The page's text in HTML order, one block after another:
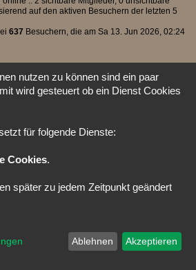
auf den aktiven Besuchern der letzten 5
637 Besuchern, die am Sa 13. Jun 2026, 02:24
Themen insgesamt1107• Mitglieder insgesamt
Lapis
© phpBB Limited
nutzen zu können sind ein paar
wird gesteuert ob ein Dienst Cookies
für folgende Dienste:
Cookies.
später zu jedem Zeitpunkt geändert
Ablehnen Akzeptieren